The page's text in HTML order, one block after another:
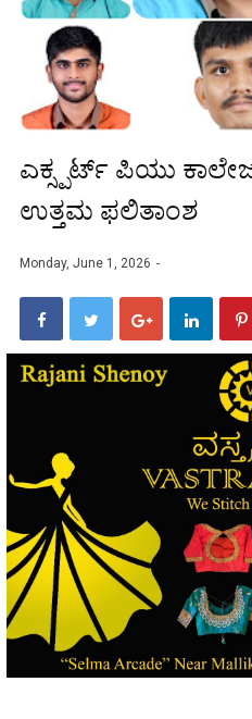
ಎಕ್ಸ್ಪರ್ಟ್ ಪಿಯು
ಉತ್ತಮ ಫಲಿತಾಂಶ
Monday, June 1, 2026